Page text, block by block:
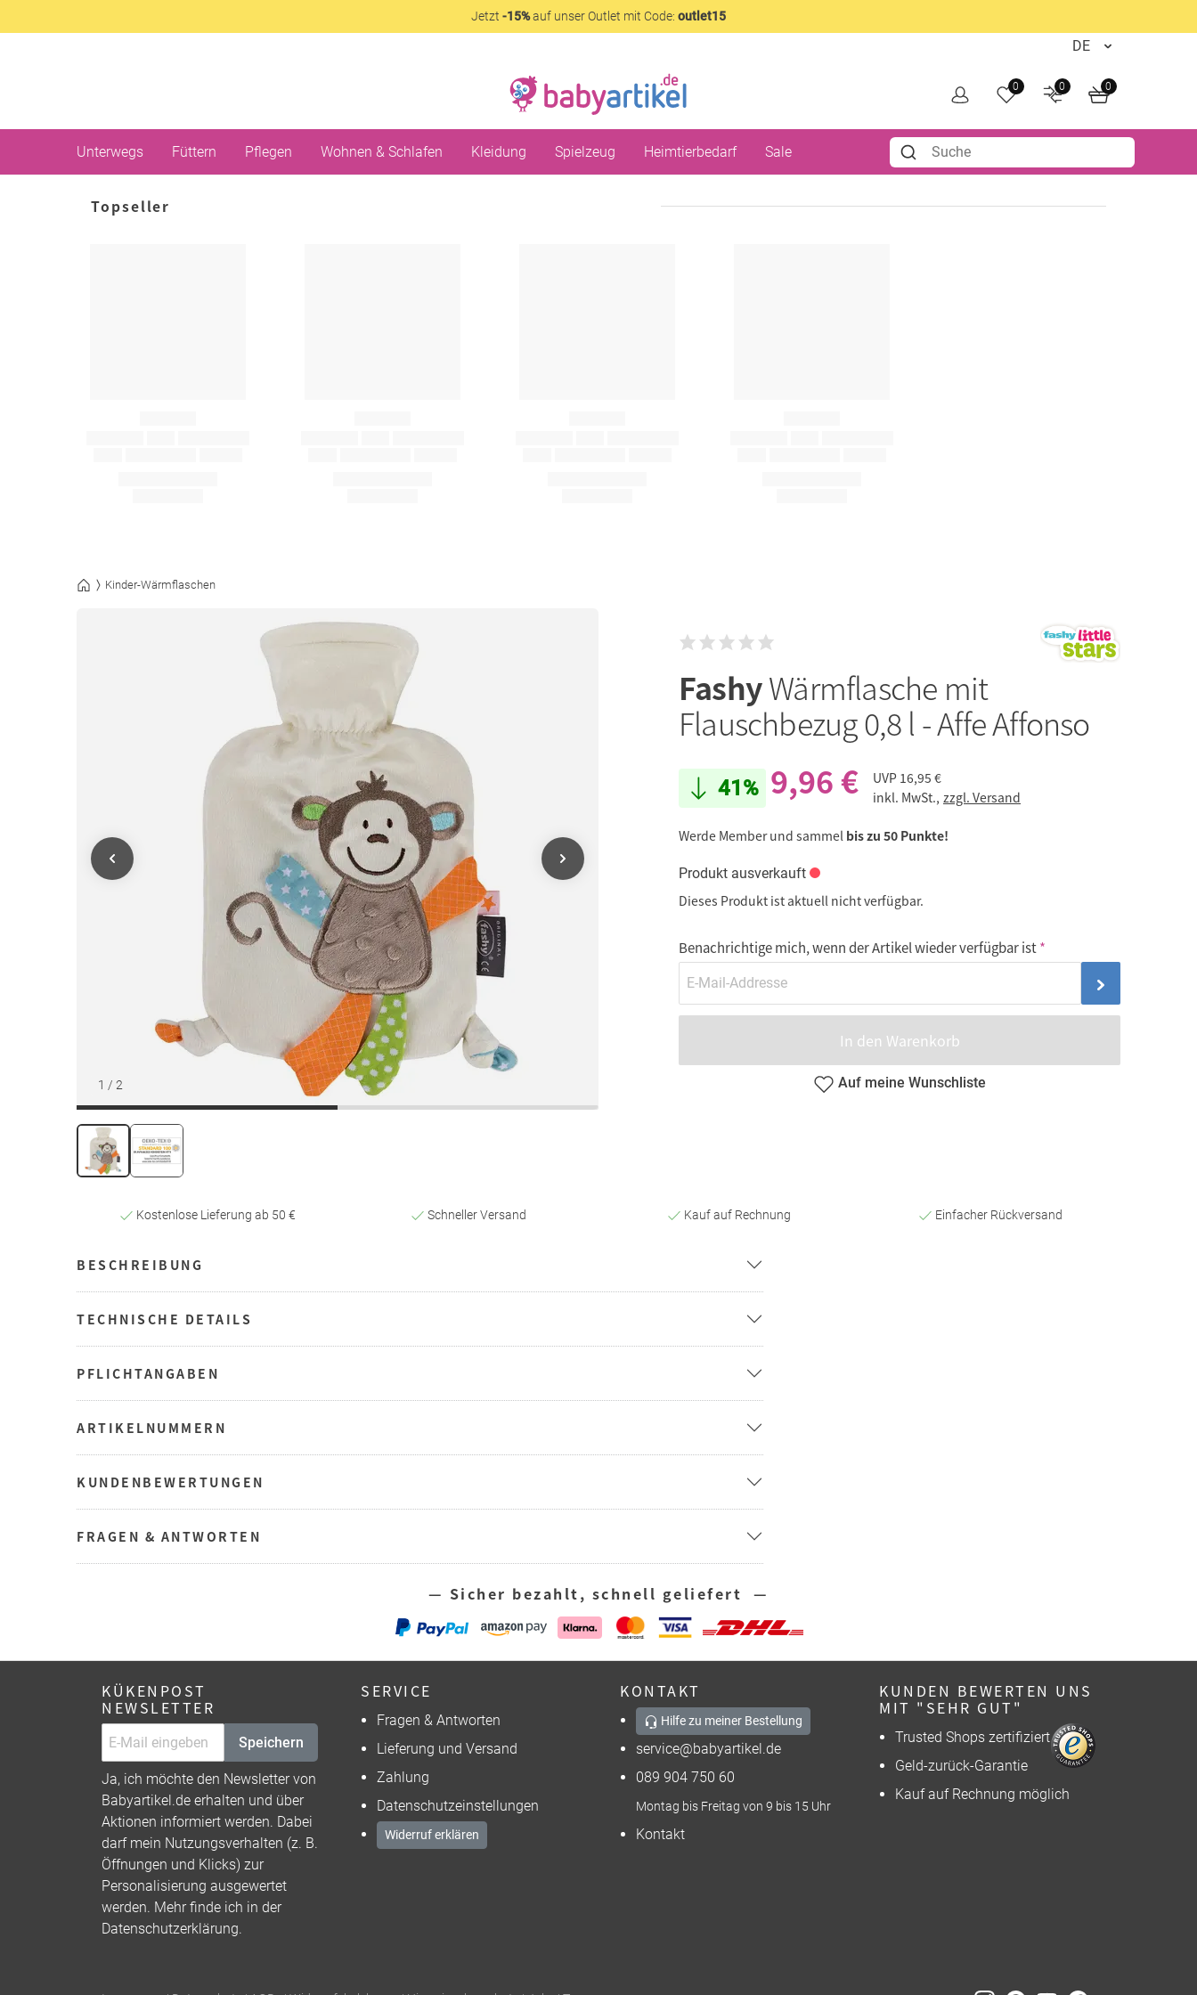
Jetzt -15%auf unser Outlet mit Code: outlet15
0 0 0
Unterwegs Füttern Pflegen Wohnen & Schlafen Kleidung Spielzeug Heimtierbedarf Sale
Topseller
Kinder-Wärmflaschen
1 / 2
FashyWärmflasche mit
Flauschbezug 0,8 l - Affe Affonso
41% 9,96 € UVP 16,95 €
inkl. MwSt., zzgl. Versand
Werde Member und sammel bis zu 50 Punkte!
Produkt ausverkauft
Dieses Produkt ist aktuell nicht verfügbar.
Benachrichtige mich, wenn der Artikel wieder verfügbar ist
In den Warenkorb
Auf meine Wunschliste
Kostenlose Lieferung ab 50 € Schneller Versand Kauf auf Rechnung Einfacher Rückversand
BESCHREIBUNG
TECHNISCHE DETAILS
PFLICHTANGABEN
ARTIKELNUMMERN
KUNDENBEWERTUNGEN
FRAGEN & ANTWORTEN
— Sicher bezahlt, schnell geliefert —
KÜKENPOST
NEWSLETTER
Speichern
Ja, ich möchte den Newsletter von
Babyartikel.de erhalten und über
Aktionen informiert werden. Dabei
darf mein Nutzungsverhalten (z. B.
Öffnungen und Klicks) zur
Personalisierung ausgewertet
werden. Mehr finde ich in der
Datenschutzerklärung.
SERVICE
Fragen & Antworten
Lieferung und Versand
Zahlung
Datenschutzeinstellungen
Widerruf erklären
KONTAKT
Hilfe zu meiner Bestellung
service@babyartikel.de
089 904 750 60
Montag bis Freitag von 9 bis 15 Uhr
Kontakt
KUNDEN BEWERTEN UNS
MIT "SEHR GUT"
Trusted Shops zertifiziert
Geld-zurück-Garantie
Kauf auf Rechnung möglich